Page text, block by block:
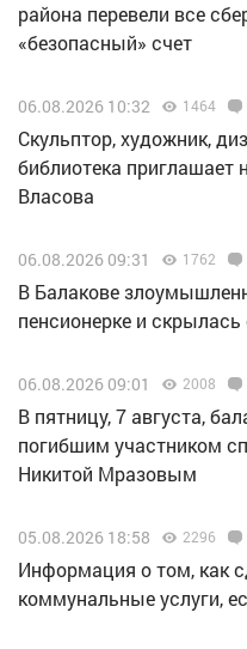
района перевели все
«безопасный» счет
06.08.2026 10:32 1464
Скульптор, художник,
библиотека приглашает
Власова
06.08.2026 09:31 1762
В Балакове
пенсионерке и
06.08.2026 09:01 2008
В пятницу, 7 августа,
погибшим участником
Никитой Мразовым
05.08.2026 18:58 2296
Информация о том, как
коммунальные услуги,